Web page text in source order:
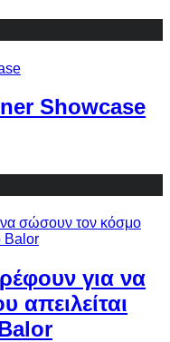
Showcase
για να